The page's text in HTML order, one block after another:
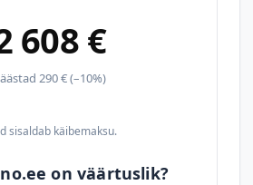
608 €
290 € (–10%)
sisaldab käibemaksu.
on väärtuslik?